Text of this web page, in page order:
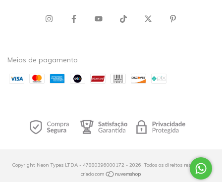
Meios de pagamento
Copyright Neon Types LTDA - 47880396000172 - 2026. Todos os direitos reservados.